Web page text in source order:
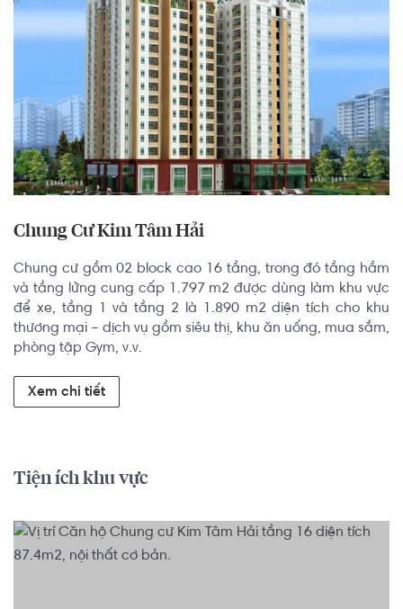
Chung Cư Kim Tâm Hải
Chung cư gồm 02 block cao 16 tầng, trong đó tầng hầm
và tầng lửng cung cấp 1.797 m2 được dùng làm khu vực
để xe, tầng 1 và tầng 2 là 1.890 m2 diện tích cho khu
thương mại – dịch vụ gồm siêu thị, khu ăn uống, mua sắm,
phòng tập Gym, v.v.
Xem chi tiết
Tiện ích khu vực